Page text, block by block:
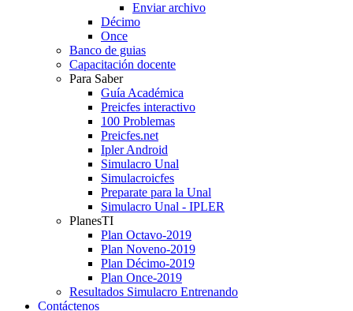
Enviar archivo
Décimo
Once
Banco de guias
Capacitación docente
Para Saber
Guía Académica
Preicfes interactivo
100 Problemas
Preicfes.net
Ipler Android
Simulacro Unal
Simulacroicfes
Preparate para la Unal
Simulacro Unal - IPLER
PlanesTI
Plan Octavo-2019
Plan Noveno-2019
Plan Décimo-2019
Plan Once-2019
Resultados Simulacro Entrenando
Contáctenos